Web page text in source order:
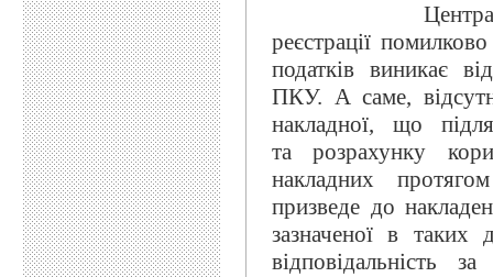
Центральна
реєстрації
податків виникає
ПКУ. А саме,
накладної, що
та розрахунку
накладних
призведе до
зазначеної в таких
відповідальність